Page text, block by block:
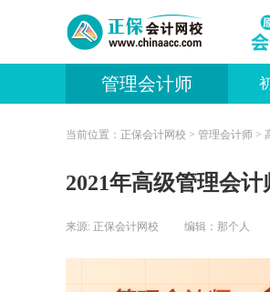
管理会计师
当前位置： 正保会计网校 > 管理会计师 >
2021年高级管理会计
来源: 正保会计网校 编辑：那个人